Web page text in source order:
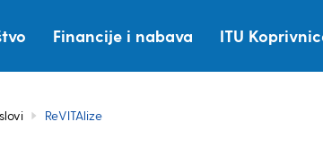
Financije i nabava ITU
ReVITAlize